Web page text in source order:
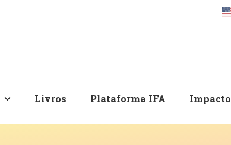
Livros Plataforma IFA Impacto